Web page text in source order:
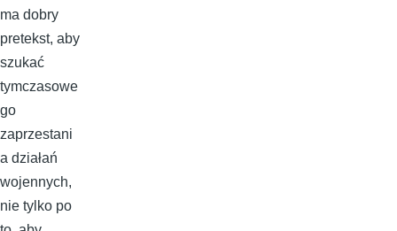
ma dobry
pretekst, aby
szukać
tymczasowe
go
zaprzestani
a działań
wojennych,
nie tylko po